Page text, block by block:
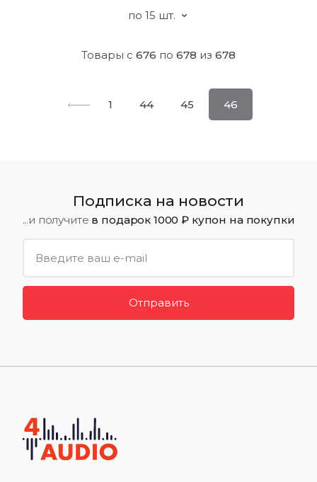
Товары с 676 по 678 из 678
1 44 45 46
Подписка на новости
...и получите в подарок 1000 ₽ купон на покупки
Отправить